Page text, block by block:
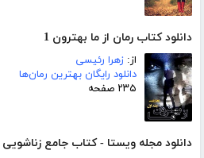
دانلود کتاب رمان از ما بهترون 1
از: زهرا رئیسی
دانلود رایگان بهترین رمان‌ها
۲۳۵ صفحه
دانلود مجله ویستا - کتاب جامع زناشویی